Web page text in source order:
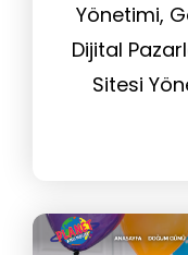
Yönetimi,
Dijital
Sitesi